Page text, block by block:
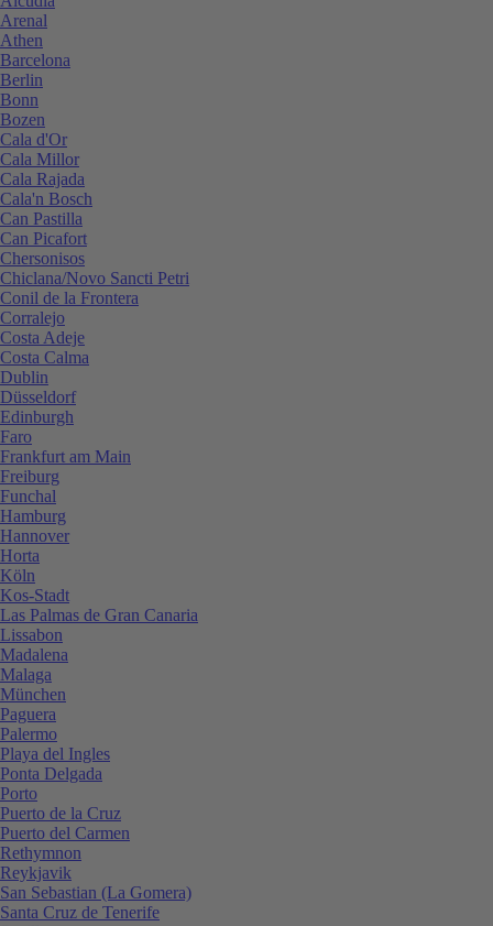
Arenal
Athen
Barcelona
Berlin
Bonn
Bozen
Cala d'Or
Cala Millor
Cala Rajada
Cala'n Bosch
Can Pastilla
Can Picafort
Chersonisos
Chiclana/Novo Sancti Petri
Conil de la Frontera
Corralejo
Costa Adeje
Costa Calma
Dublin
Düsseldorf
Edinburgh
Faro
Frankfurt am Main
Freiburg
Funchal
Hamburg
Hannover
Horta
Köln
Kos-Stadt
Las Palmas de Gran Canaria
Lissabon
Madalena
Malaga
München
Paguera
Palermo
Playa del Ingles
Ponta Delgada
Porto
Puerto de la Cruz
Puerto del Carmen
Rethymnon
Reykjavik
San Sebastian (La Gomera)
Santa Cruz de Tenerife